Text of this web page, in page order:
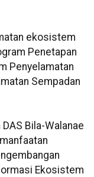
ekosistem
Penetapan
Penyelamatan
Sempadan
Bila-Walanae
Ekosistem